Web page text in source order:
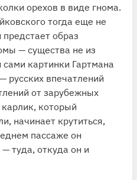
орехов в виде гнома.
тогда еще не
образ
— существа не из
картинки Гартмана
русских впечатлений
от зарубежных
который
начинает крутиться,
пассаже он
туда, откуда он и